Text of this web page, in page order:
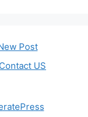
Post
Contact US